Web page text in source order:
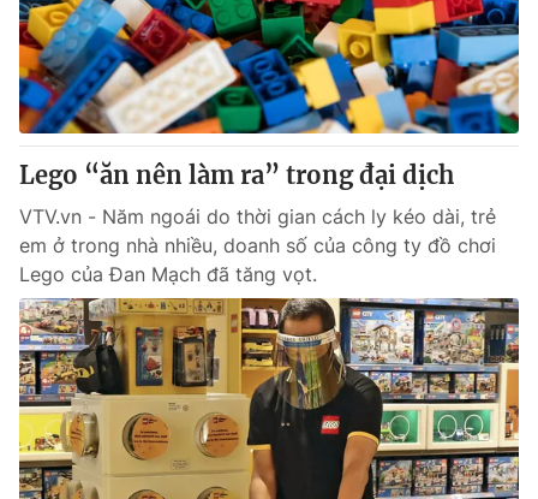
Lego “ăn nên làm ra” trong đại dịch
VTV.vn - Năm ngoái do thời gian cách ly kéo dài, trẻ
em ở trong nhà nhiều, doanh số của công ty đồ chơi
Lego của Đan Mạch đã tăng vọt.